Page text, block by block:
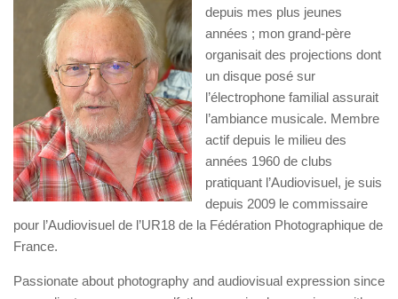
depuis mes plus jeunes
années ; mon grand-père
organisait des projections dont
un disque posé sur
l’électrophone familial assurait
l’ambiance musicale. Membre
actif depuis le milieu des
années 1960 de clubs
pratiquant l’Audiovisuel, je suis
depuis 2009 le commissaire
pour l’Audiovisuel de l’UR18 de la Fédération Photographique de
France.
Passionate about photography and audiovisual expression since